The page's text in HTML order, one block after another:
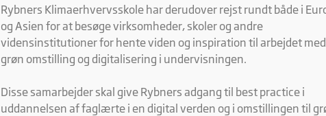
Rybners Klimaerhvervsskole har derudover rejst rundt både i
og Asien for at besøge virksomheder, skoler og andre
vidensinstitutioner for hente viden og inspiration til arbejdet med
grøn omstilling og digitalisering i undervisningen.
Disse samarbejder skal give Rybners adgang til best practice i
uddannelsen af faglærte i en digital verden og i omstillingen til